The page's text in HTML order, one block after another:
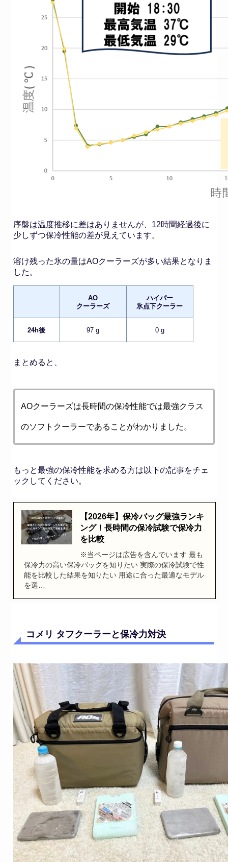
序盤は温度推移に差はありませんが、12時間経過後に
少しずつ保冷性能の差が見えています。
溶け残った氷の量はAOクーラーズが多い結果となりま
した。
AO
クーラーズ
ハイパー
氷点下クーラー
24h後 97 g 0 g
まとめると、
AOクーラーズは長時間の保冷性能では最強クラス
のソフトクーラーであることがわかりました。
もっと最強の保冷性能を求める方は以下の記事をチェ
ックしてください。
【2026年】保冷バッグ最強ランキ
ング！長時間の保冷試験で保冷力
を比較
※当ページは広告を含んでいます 最も
保冷力の高い保冷バッグを知りたい 実際の保冷試験で性
能を比較した結果を知りたい 用途に合った最適なモデル
を選…
コメリ タフクーラーと保冷力対決